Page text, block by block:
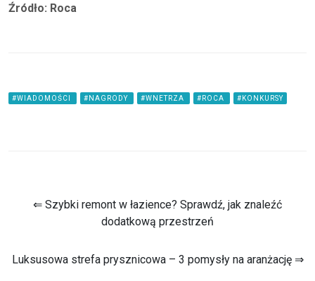
Źródło: Roca
#WIADOMOŚCI #NAGRODY #WNETRZA #ROCA #KONKURSY
⇐ Szybki remont w łazience? Sprawdź, jak znaleźć
dodatkową przestrzeń
Luksusowa strefa prysznicowa – 3 pomysły na aranżację ⇒